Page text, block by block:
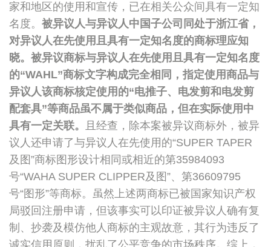
家和地区的使用和宣传，已在相关公众间具有一定知
名度。 被异议人与异议人中国子公司同处于浙江省，
对异议人在先使用且具有一定知名度的商标理应知
晓。被异议商标与异议人在先使用且具有一定知名度
的“WAHL”商标文字构成完全相同，指定使用商品与
异议人该商标核定使用的“电推子、电发剪和电发剪
配套具”等商品虽不属于类似商品，但在实际使用中
具有一定关联。
且经查，除本案被异议商标外，被异
议人还申请了与异议人在先使用的“SUPER TAPER
及图”商标图形设计相同或相近的第35984093
号“WAHA SUPER CLIPPER及图”、第36609795
号“图形”等商标。虽然上述两商标已被国家知识产权
局驳回注册申请，但该事实可以印证被异议人确有复
制、抄袭及模仿他人商标的主观故意，其行为违反了